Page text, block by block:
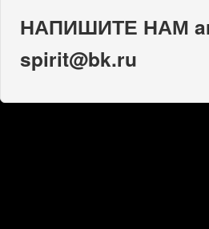
НАПИШИТЕ НАМ
spirit@bk.ru